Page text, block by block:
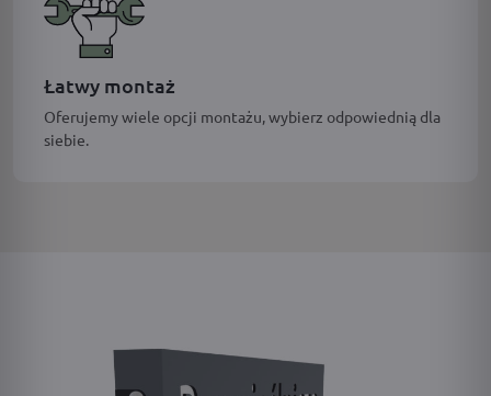
Łatwy montaż
Oferujemy wiele opcji montażu, wybierz odpowiednią dla
siebie.